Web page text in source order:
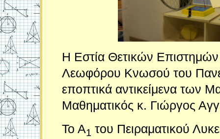
Η Εστία Θετικών Επιστημών
Λεωφόρου Κνωσού του
εποπτικά αντικείμενα των
Μαθηματικός κ. Γιώργος
Το Α1 του Πειραματικού